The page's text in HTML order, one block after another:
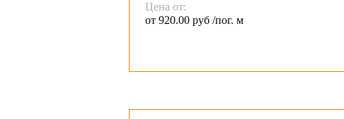
Цена от:
от 920.00 руб /пог. м